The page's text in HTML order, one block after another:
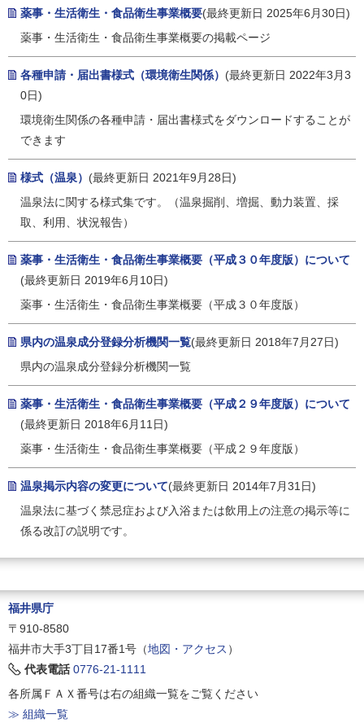
薬事・生活衛生・食品衛生事業概要(最終更新日 2025年6月30日)
薬事・生活衛生・食品衛生事業概要の掲載ページ
各種申請・届出書様式（環境衛生関係） (最終更新日 2022年3月3
0日)
環境衛生関係の各種申請・届出書様式をダウンロードすることが
できます
様式（温泉） (最終更新日 2021年9月28日)
温泉法に関する様式集です。（温泉掘削、増掘、動力装置、採
取、利用、状況報告）
薬事・生活衛生・食品衛生事業概要（平成３０年度版）について
(最終更新日 2019年6月10日)
薬事・生活衛生・食品衛生事業概要（平成３０年度版）
県内の温泉成分登録分析機関一覧(最終更新日 2018年7月27日)
県内の温泉成分登録分析機関一覧
薬事・生活衛生・食品衛生事業概要（平成２９年度版）について
(最終更新日 2018年6月11日)
薬事・生活衛生・食品衛生事業概要（平成２９年度版）
温泉掲示内容の変更について(最終更新日 2014年7月31日)
温泉法に基づく禁忌症および入浴または飲用上の注意の掲示等に
係る改訂の説明です。
福井県庁
〒910-8580
福井市大手3丁目17番1号（地図・アクセス ）
代表電話 0776-21-1111
各所属ＦＡＸ番号は右の組織一覧をご覧ください
≫ 組織一覧